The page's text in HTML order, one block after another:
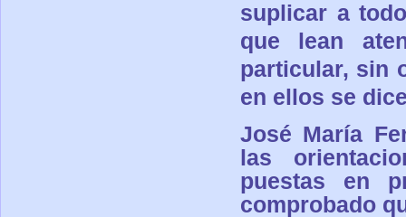
suplicar a
que lean
particular, sin
en ellos se
José María
las
puestas en
comprobado